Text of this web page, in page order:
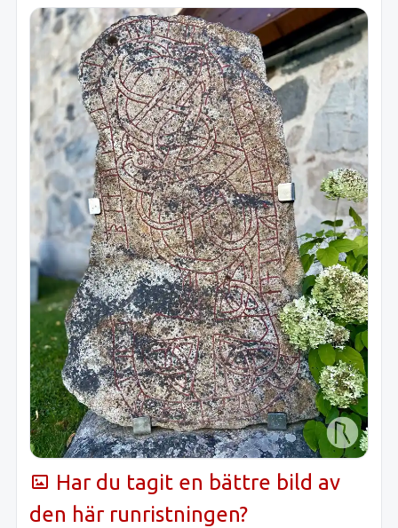
Har du tagit en bättre bild av
den här runristningen?